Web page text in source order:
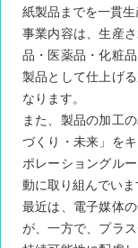
紙製品までを一貫生
事業内容は、生産
品・医薬品・化粧
製品として仕上げ
なります。
また、製品の加工
づくり・未来」を
ポレーショングル
動に取り組んでいま
最近は、電子媒体
が、一方で、プラ